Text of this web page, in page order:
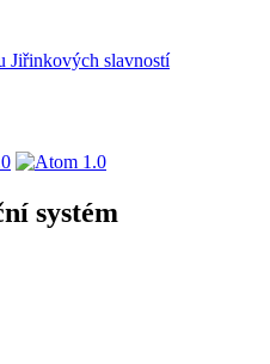
Jiřinkových slavností
systém